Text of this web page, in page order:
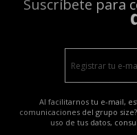
Suscríbete para
Al facilitarnos tu e-mail,
comunicaciones del grupo
uso de tus datos,